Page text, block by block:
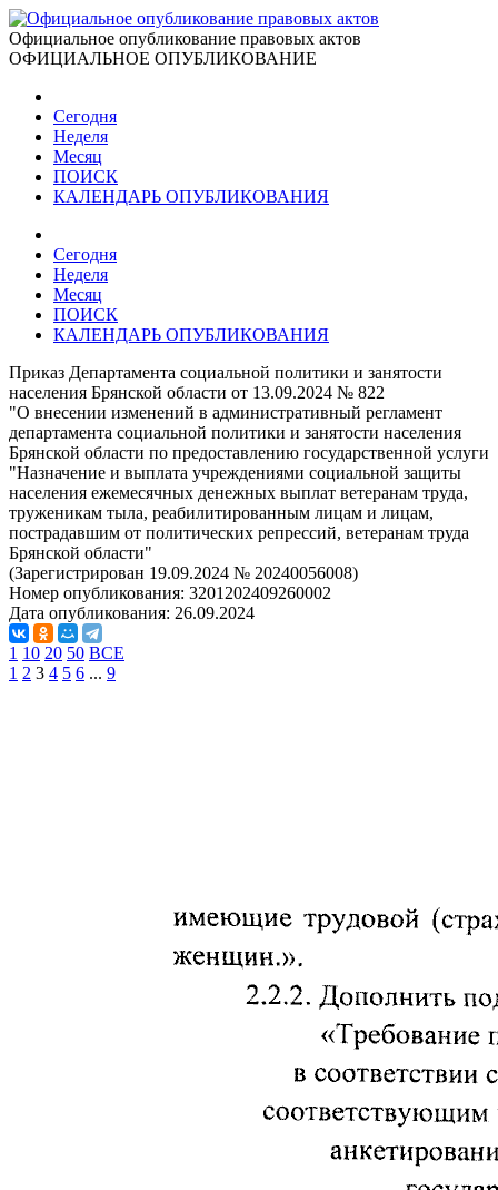
Официальное опубликование правовых актов
ОФИЦИАЛЬНОЕ ОПУБЛИКОВАНИЕ
Сегодня
Неделя
Месяц
ПОИСК
КАЛЕНДАРЬ ОПУБЛИКОВАНИЯ
Сегодня
Неделя
Месяц
ПОИСК
КАЛЕНДАРЬ ОПУБЛИКОВАНИЯ
Приказ Департамента социальной политики и занятости
населения Брянской области от 13.09.2024 № 822
"О внесении изменений в административный регламент
департамента социальной политики и занятости населения
Брянской области по предоставлению государственной услуги
"Назначение и выплата учреждениями социальной защиты
населения ежемесячных денежных выплат ветеранам труда,
труженикам тыла, реабилитированным лицам и лицам,
пострадавшим от политических репрессий, ветеранам труда
Брянской области"
(Зарегистрирован 19.09.2024 № 20240056008)
Номер опубликования: 3201202409260002
Дата опубликования: 26.09.2024
1 10 20 50 ВСЕ
1 2 3 4 5 6 ... 9